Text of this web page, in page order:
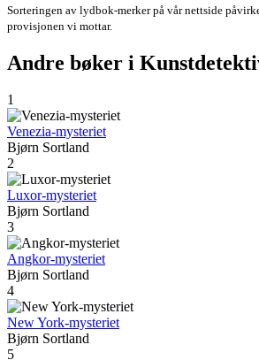
Sorteringen av lydbok-merker på vår nettside
provisjonen vi mottar.
Andre bøker i
1
Venezia-mysteriet
Bjørn Sortland
2
Luxor-mysteriet
Bjørn Sortland
3
Angkor-mysteriet
Bjørn Sortland
4
New York-mysteriet
Bjørn Sortland
5